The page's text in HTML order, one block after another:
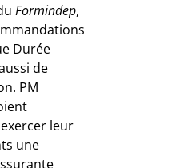
Formindep,
Durée
de
PM
leur
une